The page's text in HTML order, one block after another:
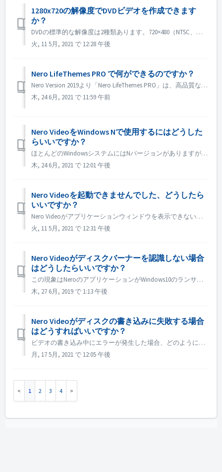
1280x720の解像度でDVDビデオを作成できます
か？
DVDの標準的な解像度は2種類あります。720×480（NTSC、合計345,600画素）と720×576（PAL、合計414,720画素）の2種類で、アスペクト比は4:3と16:9があります。 1280×720以上の解像度で記録したい場合は、AVCHDやBlu rayディスクへの書き込みが必要です。 DV...
火, 11 5月, 2021 で 12:28 午後
Nero LifeThemes PRO で何ができるのですか？
Nero Version 2019より「Nero LifeThemes PRO」は、高品質なムービーテーマデザイン、ディスクメニューテンプレート、ロイヤリティーフリーの音楽を取り揃えており、ビデオやスライドショーのプロジェクトに活用できます。 Nero LifeThemes PRO を使えば、音楽、エフェク...
木, 24 6月, 2021 で 11:59 午前
Nero VideoをWindows Nで使用するにはどうした
らいいですか？
ほとんどのWindowsシステムにはNバージョンがありますが、これはシステムにWindows Media Playerが含まれていないことを意味します。 これらのWindows Nシステムでは、Nero Videoを実行するために、Windows Media Packを手動でインストールする必要があります。 ...
木, 24 6月, 2021 で 12:01 午後
Nero Videoを起動できませんでした、どうしたら
いいですか？
Nero Videoがアプリケーションウィンドウを表示できない原因はいくつか考えられます。Nero Videoが起動せず、MediaHomeが起動せず、Recodeが起動する場合は、以下の手順を実行してください。 1.コントロールパネルの「カラーマネージメント」を開きます。 2.詳細設定タブをクリッ...
火, 11 5月, 2021 で 12:31 午後
Nero Videoがディスクバーナーを認識しない場合
はどうしたらいいですか？
この現象はNeroのアプリケーションがWindows10のランサムウエア防止機能によりブロックされているために発生している可能性があります。 以下の手順を試してみてください。 １．Windowsスタートメニュを開きます。Windows全てのプログラムのWindowsセキュリティの上でクリックします。 ...
木, 27 6月, 2019 で 1:13 午後
Nero Videoがディスクの書き込みに失敗する場合
はどうすればいいですか？
ビデオの書き込み中にエラーが発生した場合、どのように対処すればよいでしょうか？ C:\ Users:\ [current user]\AppData\Roaming\Nero\[current Nero version]\Nero Vision, を開き、NeroBurnServerLog.txtとNeroV...
月, 17 5月, 2021 で 12:05 午後
1 2 3 4